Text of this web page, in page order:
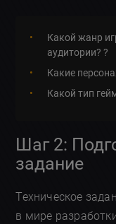
Какой жанр
аудитории? ?
Какие
Какой тип
Шаг 2:
задание
Техническое
в мире